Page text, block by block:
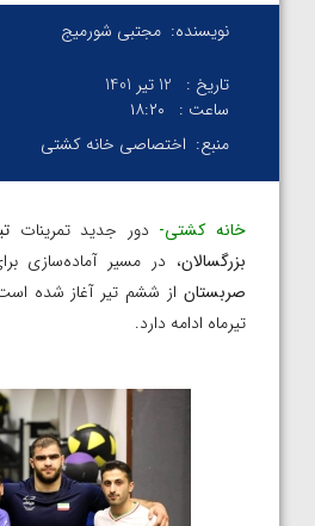
نویسنده: مجتبی شورمیج
تاریخ :
12 تیر 1401
ساعت :
۱۸:۲۰
منبع: اختصاصی خانه کشتی
خانه کشتی- دور جدید تمرینات
بزرگسالان، در مسیر آماده‌سازی
صربستان از ششم تیر آغاز شده
تیرماه ادامه دارد.